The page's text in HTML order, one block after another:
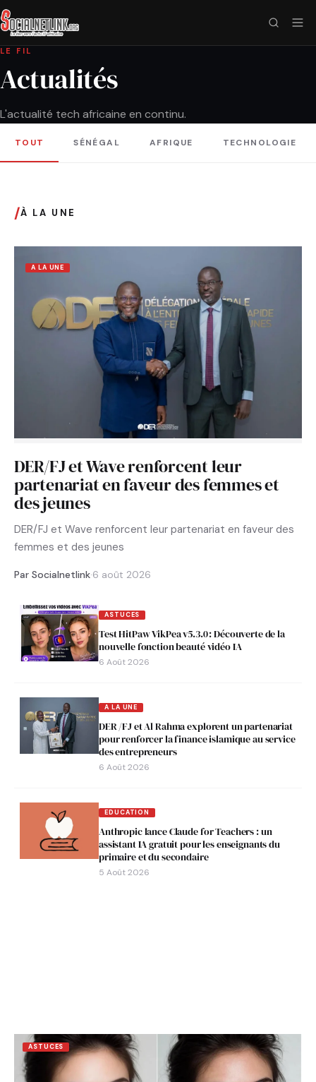
LE FIL
Actualités
L'actualité tech africaine en continu.
TOUT SÉNÉGAL AFRIQUE TECHNOLOGIE
/À LA UNE
A LA UNE
DER/FJ et Wave renforcent leur
partenariat en faveur des femmes et
des jeunes
DER/FJ et Wave renforcent leur partenariat en faveur des
femmes et des jeunes
Par Socialnetlink·6 août 2026
ASTUCES
Test HitPaw VikPea v5.3.0 : Découverte de la
nouvelle fonction beauté vidéo IA
6 Août 2026
A LA UNE
DER /FJ et Al Rahma explorent un partenariat
pour renforcer la finance islamique au service
des entrepreneurs
6 Août 2026
EDUCATION
Anthropic lance Claude for Teachers : un
assistant IA gratuit pour les enseignants du
primaire et du secondaire
5 Août 2026
ASTUCES